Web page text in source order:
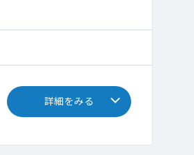
詳細をみる